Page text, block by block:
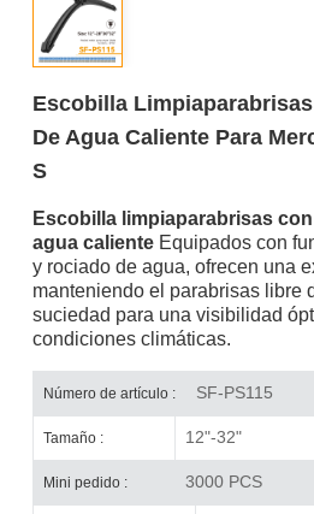
Escobilla
De Agua Caliente Para
S
Escobilla limpiaparabrisas
agua calienteEquipados con
y rociado de agua, ofrecen una
manteniendo el parabrisas libre
suciedad para una visibilidad
condiciones climáticas.
Número de artículo : SF-PS115
Tamaño : 12"-32"
Mini pedido : 3000 PCS